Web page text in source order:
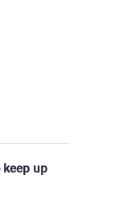
keep up